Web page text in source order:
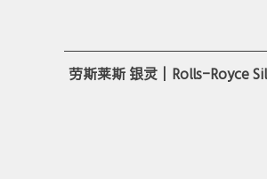
劳斯莱斯 银灵｜Rolls-Royce